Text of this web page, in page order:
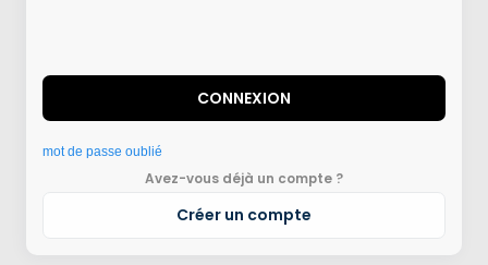
CONNEXION
mot de passe oublié
Avez-vous déjà un compte ?
Créer un compte